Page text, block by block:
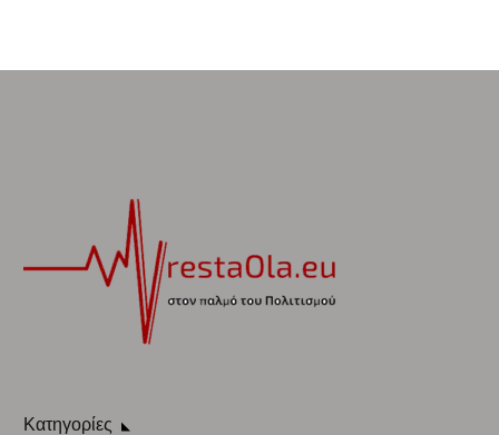
Κατηγορίες